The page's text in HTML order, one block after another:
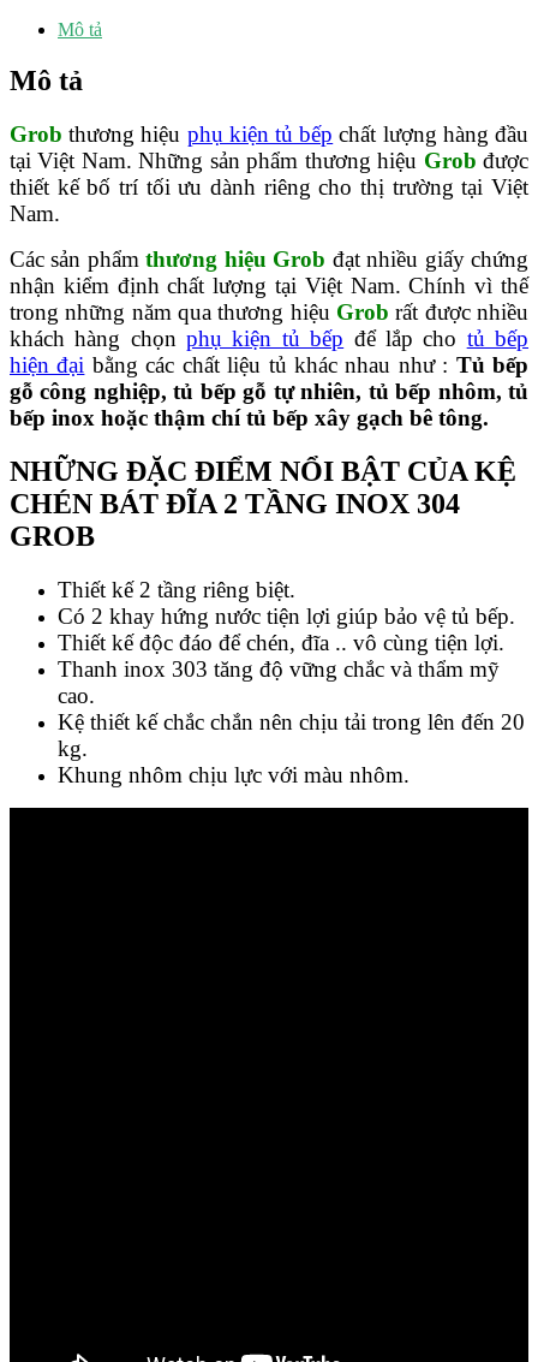
Mô tả
Mô tả
Grob thương hiệu phụ kiện tủ bếp chất lượng hàng đầu
tại Việt Nam. Những sản phẩm thương hiệu Grob được
thiết kế bố trí tối ưu dành riêng cho thị trường tại Việt
Nam.
Các sản phẩmthương hiệu Grob đạt nhiều giấy chứng
nhận kiểm định chất lượng tại Việt Nam. Chính vì thế
trong những năm qua thương hiệu Grob rất được nhiều
khách hàng chọnphụ kiện tủ bếp để lắp cho tủ bếp
hiện đại bằng các chất liệu tủ khác nhau như : Tủ bếp
gỗ công nghiệp, tủ bếp gỗ tự nhiên, tủ bếp nhôm, tủ
bếp inox hoặc thậm chí tủ bếp xây gạch bê tông.
NHỮNG ĐẶC ĐIỂM NỔI BẬT CỦA KỆ
CHÉN BÁT ĐĨA 2 TẦNG INOX 304
GROB
Thiết kế 2 tầng riêng biệt.
Có 2 khay hứng nước tiện lợi giúp bảo vệ tủ bếp.
Thiết kế độc đáo để chén, đĩa .. vô cùng tiện lợi.
Thanh inox 303 tăng độ vững chắc và thẩm mỹ
cao.
Kệ thiết kế chắc chắn nên chịu tải trong lên đến 20
kg.
Khung nhôm chịu lực với màu nhôm.